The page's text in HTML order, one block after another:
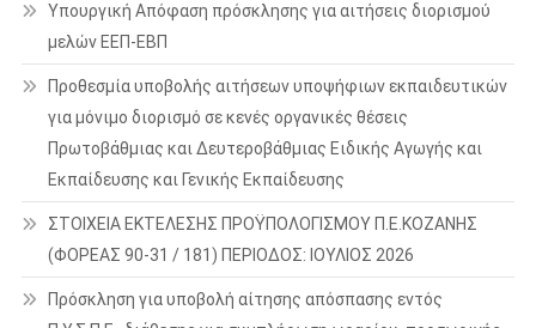
Υπουργική Απόφαση πρόσκλησης για αιτήσεις διορισμού
μελών ΕΕΠ-ΕΒΠ
Προθεσμία υποβολής αιτήσεων υποψήφιων εκπαιδευτικών
για μόνιμο διορισμό σε κενές οργανικές θέσεις
Πρωτοβάθμιας και Δευτεροβάθμιας Ειδικής Αγωγής και
Εκπαίδευσης και Γενικής Εκπαίδευσης
ΣΤΟΙΧΕΙΑ ΕΚΤΕΛΕΣΗΣ ΠΡΟΫΠΟΛΟΓΙΣΜΟΥ Π.Ε.ΚΟΖΑΝΗΣ
(ΦΟΡΕΑΣ 90-31 / 181) ΠΕΡΙΟΔΟΣ: ΙΟΥΛΙΟΣ 2026
Πρόσκληση για υποβολή αίτησης απόσπασης εντός